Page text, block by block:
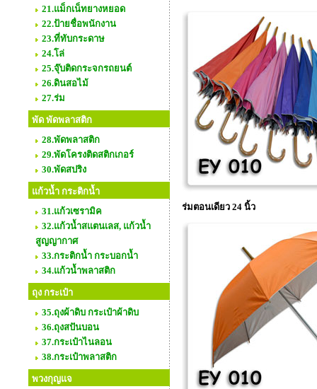
21.แม็กเน็ทยางหยอด
22.ป้ายชื่อพนักงาน
23.ที่ทับกระดาษ
24.โล่
25.จุ๊บติดกระจกรถยนต์
26.ดินสอไม้
27.ร่ม
พัด พัดพลาสติก
28.พัดพลาสติก
29.พัดโครงติดสติกเกอร์
30.พัดสปริง
แก้วน้ำ กระติกน้ำ
31.แก้วเซรามิค
32.แก้วน้ำสแตนเลส, แก้วน้ำ
สูญญากาศ
33.กระติกน้ำ กระบอกน้ำ
34.แก้วน้ำพลาสติก
ถุง กระเป๋า
35.ถุงผ้าดิบ กระเป๋าผ้าดิบ
36.ถุงสปันบอน
37.กระเป๋าไนลอน
38.กระเป๋าพลาสติก
พวงกุญแจ
ร่มตอนเดียว 24 นิ้ว